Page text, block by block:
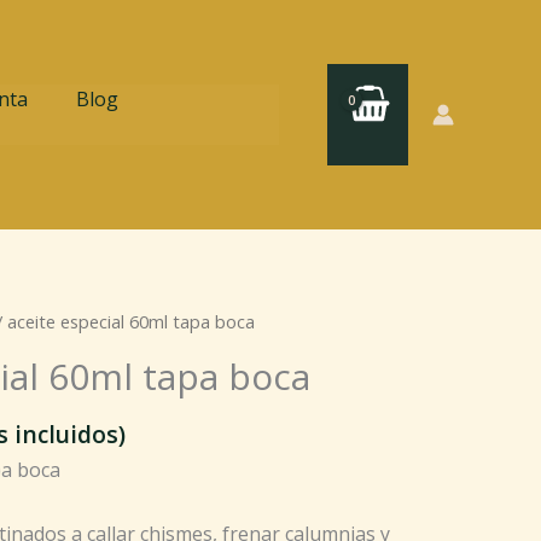
Blog
aceite especial 60ml tapa boca
60ml tapa boca
incluidos)
boca
a callar chismes, frenar calumnias y